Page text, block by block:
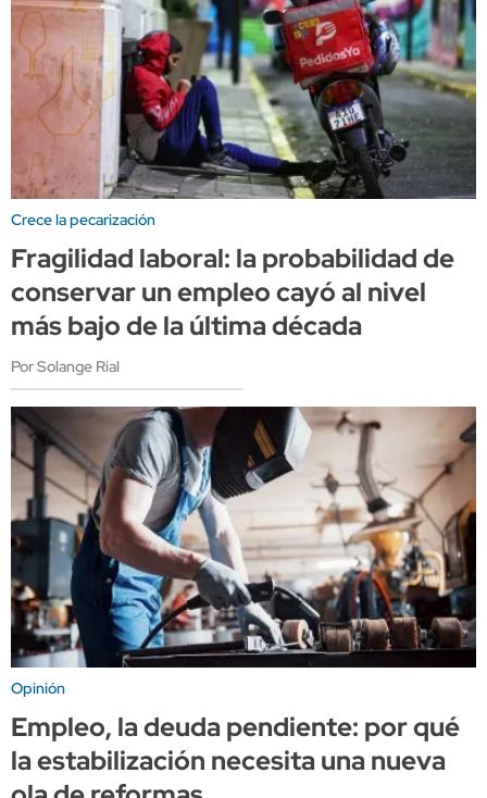
Crece la pecarización
Fragilidad laboral: la probabilidad de
conservar un empleo cayó al nivel
más bajo de la última década
Por Solange Rial
Opinión
Empleo, la deuda pendiente: por qué
la estabilización necesita una nueva